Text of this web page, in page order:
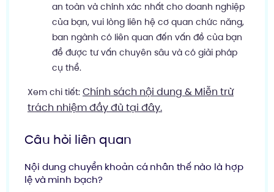
an toàn và chính xác nhất cho doanh nghiệp
của bạn, vui lòng liên hệ cơ quan chức năng,
ban ngành có liên quan đến vấn đề của bạn
để được tư vấn chuyên sâu và có giải pháp
cụ thể.
Xem chi tiết: Chính sách nội dung & Miễn trừ
trách nhiệm đầy đủ tại đây.
Câu hỏi liên quan
Nội dung chuyển khoản cá nhân thế nào là hợp
lệ và minh bạch?